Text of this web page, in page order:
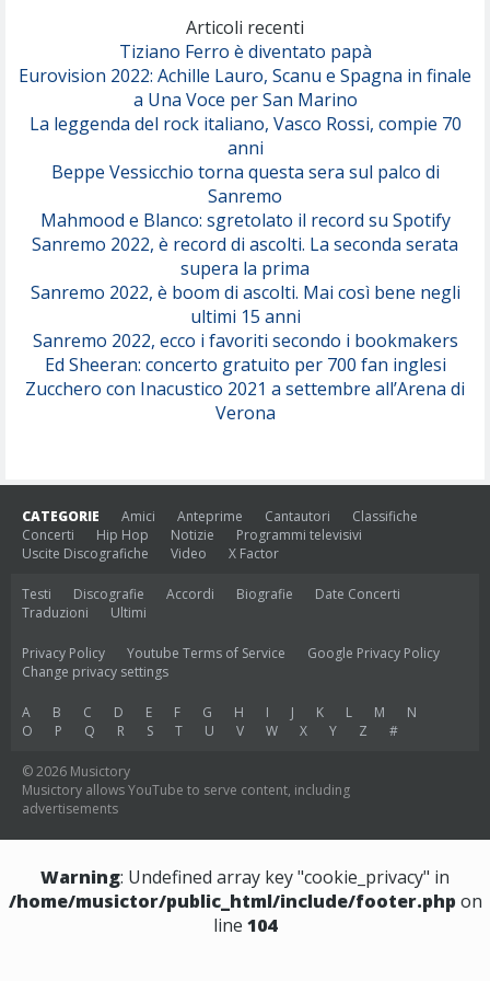
Serenamente
Articoli recenti
Tiziano Ferro è diventato papà
Eurovision 2022: Achille Lauro, Scanu e Spagna in finale
a Una Voce per San Marino
La leggenda del rock italiano, Vasco Rossi, compie 70
anni
Beppe Vessicchio torna questa sera sul palco di
Sanremo
Mahmood e Blanco: sgretolato il record su Spotify
Sanremo 2022, è record di ascolti. La seconda serata
supera la prima
Sanremo 2022, è boom di ascolti. Mai così bene negli
ultimi 15 anni
Sanremo 2022, ecco i favoriti secondo i bookmakers
Ed Sheeran: concerto gratuito per 700 fan inglesi
Zucchero con Inacustico 2021 a settembre all’Arena di
Verona
CATEGORIE Amici Anteprime Cantautori
Classifiche
Concerti
Hip Hop Notizie
Programmi televisivi
Uscite Discografiche
Video X Factor
Testi Discografie Accordi Biografie
Date Concerti
Traduzioni
Ultimi
Privacy Policy Youtube Terms of Service
Google Privacy Policy
Change privacy settings
A B C D E F G H I J K L M
N
O
P Q R S T U V W X Y Z #
© 2026 Musictory
Musictory allows YouTube to serve content, including
advertisements
Warning: Undefined array key "cookie_privacy" in
/home/musictor/public_html/include/footer.php on
line 104